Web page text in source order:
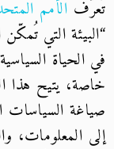
تُعرّف الأمم
“البيئة التي
في الحياة
خاصة، يتيح هذا
صياغة السياسات
إلى المعلومات،